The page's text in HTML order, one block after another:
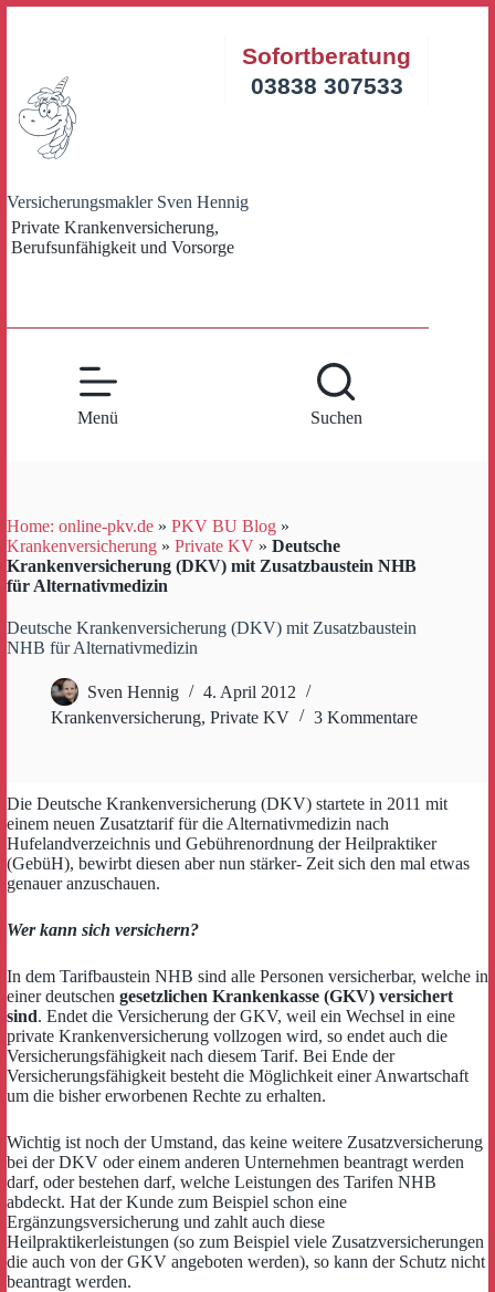
Versicherungsmakler Sven Hennig
Private Krankenversicherung,
Berufsunfähigkeit und Vorsorge
Sofortberatung
03838 307533
Menü Suchen
Home: online-pkv.de » PKV BU Blog »
Krankenversicherung » Private KV » Deutsche
Krankenversicherung (DKV) mit Zusatzbaustein NHB
für Alternativmedizin
Deutsche Krankenversicherung (DKV) mit Zusatzbaustein
NHB für Alternativmedizin
Sven Hennig
4. April 2012
Krankenversicherung, Private KV 3 Kommentare
Die Deutsche Krankenversicherung (DKV) startete in 2011 mit
einem neuen Zusatztarif für die Alternativmedizin nach
Hufelandverzeichnis und Gebührenordnung der Heilpraktiker
(GebüH), bewirbt diesen aber nun stärker- Zeit sich den mal etwas
genauer anzuschauen.
Wer kann sich versichern?
In dem Tarifbaustein NHB sind alle Personen versicherbar, welche in
einer deutschen gesetzlichen Krankenkasse (GKV) versichert
sind. Endet die Versicherung der GKV, weil ein Wechsel in eine
private Krankenversicherung vollzogen wird, so endet auch die
Versicherungsfähigkeit nach diesem Tarif. Bei Ende der
Versicherungsfähigkeit besteht die Möglichkeit einer Anwartschaft
um die bisher erworbenen Rechte zu erhalten.
Wichtig ist noch der Umstand, das keine weitere Zusatzversicherung
bei der DKV oder einem anderen Unternehmen beantragt werden
darf, oder bestehen darf, welche Leistungen des Tarifen NHB
abdeckt. Hat der Kunde zum Beispiel schon eine
Ergänzungsversicherung und zahlt auch diese
Heilpraktikerleistungen (so zum Beispiel viele Zusatzversicherungen
die auch von der GKV angeboten werden), so kann der Schutz nicht
beantragt werden.